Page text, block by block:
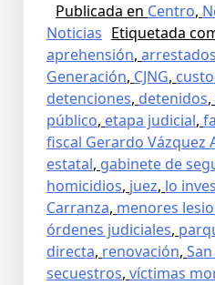
Publicada en Centro,
Noticias Etiquetada
aprehensión, arrestados
Generación, CJNG,
detenciones, detenidos,
público, etapa judicial,
fiscal Gerardo Vázquez
estatal, gabinete de
homicidios, juez, lo
Carranza, menores
órdenes judiciales,
directa, renovación,
secuestros, víctimas